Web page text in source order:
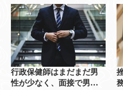
行政保健師はまだまだ男
性が少なく、面接で男性